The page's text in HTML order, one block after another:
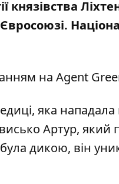
князівства
на Agent
яка
Артур, який
дикою, він